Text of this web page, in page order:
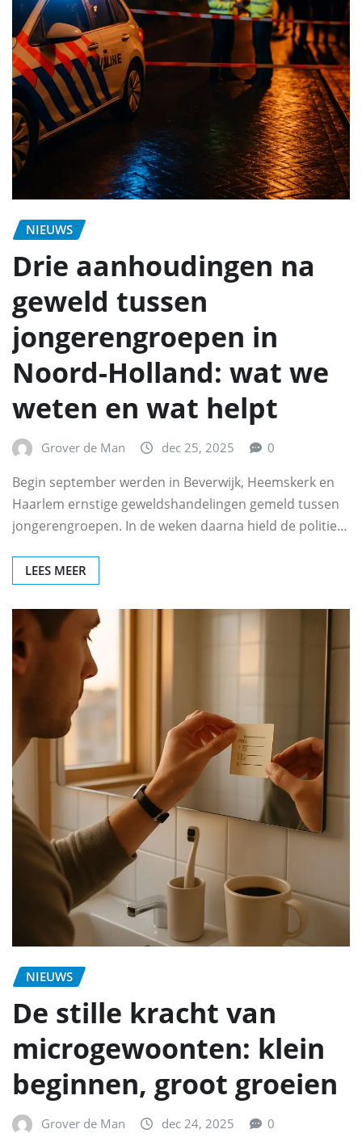
NIEUWS
Drie aanhoudingen na
geweld tussen
jongerengroepen in
Noord-Holland: wat we
weten en wat helpt
Grover de Man dec 25, 2025 0
Begin september werden in Beverwijk, Heemskerk en
Haarlem ernstige geweldshandelingen gemeld tussen
jongerengroepen. In de weken daarna hield de politie…
LEES MEER
NIEUWS
De stille kracht van
microgewoonten: klein
beginnen, groot groeien
Grover de Man dec 24, 2025 0